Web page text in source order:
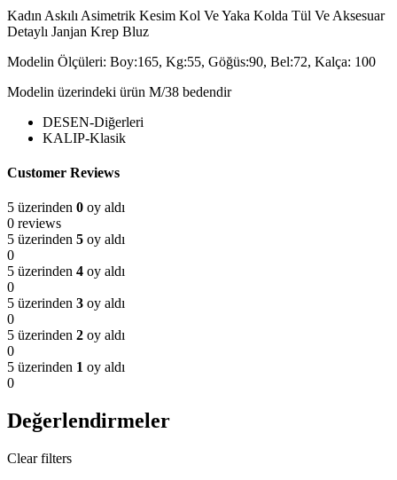
Kadın Askılı Asimetrik Kesim Kol Ve Yaka Kolda Tül Ve Aksesuar
Detaylı Janjan Krep Bluz
Modelin Ölçüleri: Boy:165, Kg:55, Göğüs:90, Bel:72, Kalça: 100
Modelin üzerindeki ürün M/38 bedendir
DESEN-Diğerleri
KALIP-Klasik
Customer Reviews
5 üzerinden 0 oy aldı
0 reviews
5 üzerinden 5 oy aldı
0
5 üzerinden 4 oy aldı
0
5 üzerinden 3 oy aldı
0
5 üzerinden 2 oy aldı
0
5 üzerinden 1 oy aldı
0
Değerlendirmeler
Clear filters